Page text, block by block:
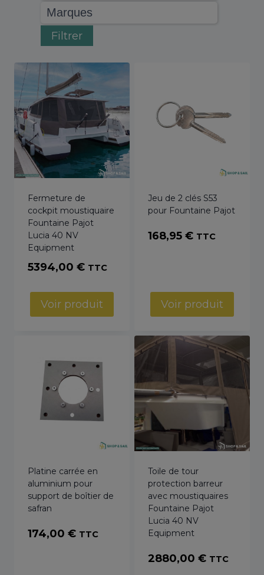
Fermeture de
cockpit moustiquaire
Fountaine Pajot
Lucia 40 NV
Equipment
5394,00 € TTC
Voir produit
Jeu de 2 clés S53
pour Fountaine Pajot
168,95 € TTC
Voir produit
Platine carrée en
aluminium pour
support de boîtier de
safran
174,00 € TTC
Toile de tour
protection barreur
avec moustiquaires
Fountaine Pajot
Lucia 40 NV
Equipment
2880,00 € TTC
Filtrer